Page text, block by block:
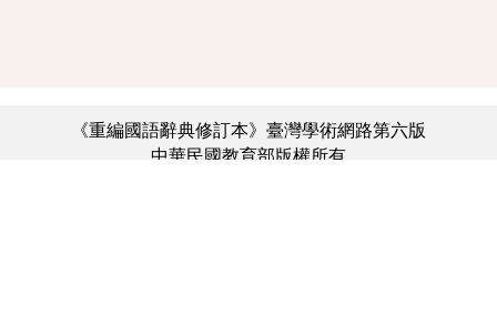
《重編國語辭典修訂本》臺灣學術網路第六版
中華民國教育部版權所有